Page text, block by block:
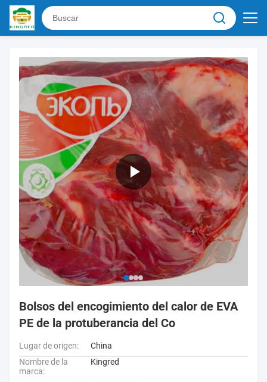
Bolsos del encogimiento del calor de EVA
PE de la protuberancia del Co
Lugar de origen:
China
Nombre de la
marca:
Kingred